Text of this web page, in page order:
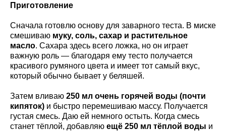
Приготовление
Сначала готовлю основу для заварного теста. В миске
смешиваю муку, соль, сахар и растительное
масло. Сахара здесь всего ложка, но он играет
важную роль — благодаря ему тесто получается
красивого румяного цвета и имеет тот самый вкус,
который обычно бывает у беляшей.
Затем вливаю 250 мл очень горячей воды (почти
кипяток) и быстро перемешиваю массу. Получается
густая смесь. Даю ей немного остыть. Когда смесь
станет тёплой, добавляю ещё 250 мл тёплой воды и